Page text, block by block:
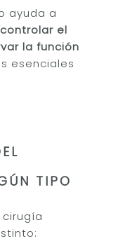
ayuda a
controlar el
la función
esenciales
TIPO
Sobre Mí
Servicios
Sobrepeso
Coaching
Alimentación
Saludable